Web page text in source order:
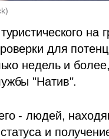
)
на
для
недель и
"Натив".
- людей,
и